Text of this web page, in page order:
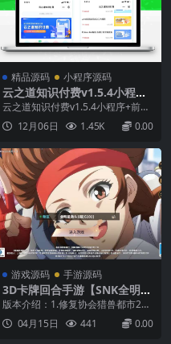
精品源码 小程序源码
云之道知识付费v1.5.4小程序
+前端（含pc付费插件）
云之道知识付费v1.5.4小程序+前端
（含pc付费插件）版本号：1.5.4–
商用无限开无需重新上传小程序
白屏问题版本号：1.5.3–商用无限
开【优化】PC音频课程默认显示课
程缩略图【优化】PC版轮播图显示
【优化...
12月06日 1.45K 0.00
游戏源码 手游源码
3D卡牌回合手游【SNK全明星
激斗代金券内购修复版】最新
整理单机一键即玩镜像端+Lin
ux手工服务端+安卓苹果双端
版本介绍：1.修复协会猎兽都市21
章其中两个副本无法进入问题，后
续30章都没问题！2.去除无用弹
04月15日 441 0.00